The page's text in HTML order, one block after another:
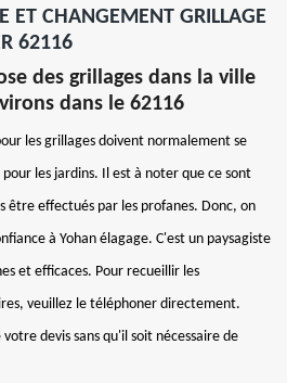
ET CHANGEMENT GRILLAGE
62116
des grillages dans la ville
dans le 62116
les grillages doivent normalement se
les jardins. Il est à noter que ce sont
être effectués par les profanes. Donc, on
à Yohan élagage. C'est un paysagiste
et efficaces. Pour recueillir les
veuillez le téléphoner directement.
devis sans qu'il soit nécessaire de